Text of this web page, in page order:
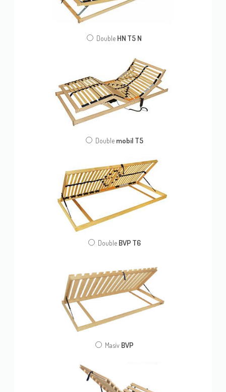
Double HN T5 N
Double mobil T5
Double BVP T6
Masív BVP